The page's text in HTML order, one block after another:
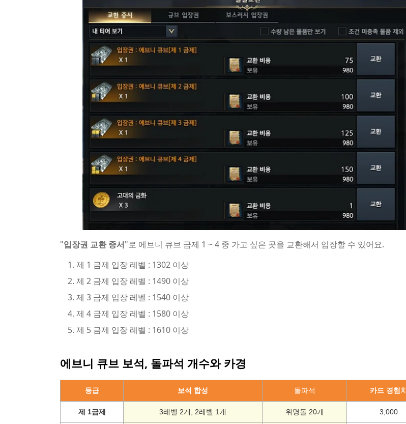
"입장권 교환 증서"로 에브니 큐브 금제 1 ~ 4 중 가고 싶은 곳을 교환해서 입장할 수 있어요.
제 1 금제 입장 레벨 : 1302 이상
제 2 금제 입장 레벨 : 1490 이상
제 3 금제 입장 레벨 : 1540 이상
제 4 금제 입장 레벨 : 1580 이상
제 5 금제 입장 레벨 : 1610 이상
에브니 큐브 보석, 돌파석 개수와 카경
등급 보석 합성 돌파석 카드 경험치
제 1금제 3레벨 2개, 2레벨 1개 위명돌 20개 3,000